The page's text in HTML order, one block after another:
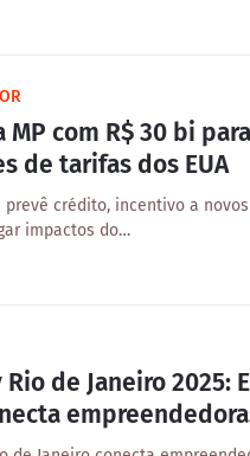
MP com R$ 30 bi
de tarifas dos EUA
crédito, incentivo a
impactos do…
de Janeiro 2025: